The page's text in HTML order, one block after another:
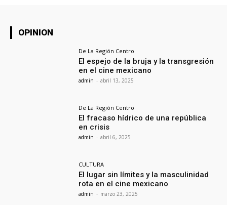
OPINION
De La Región Centro
El espejo de la bruja y la transgresión
en el cine mexicano
admin - abril 13, 2025
De La Región Centro
El fracaso hídrico de una república
en crisis
admin - abril 6, 2025
CULTURA
El lugar sin límites y la masculinidad
rota en el cine mexicano
admin - marzo 23, 2025